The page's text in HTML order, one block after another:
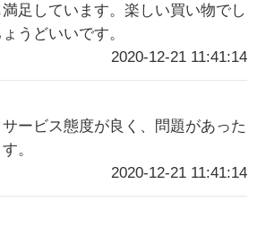
足しています。楽しい買い物でし
うどいいです。
2020-12-21 11:41:14
ービス態度が良く、問題があった
。
2020-12-21 11:41:14